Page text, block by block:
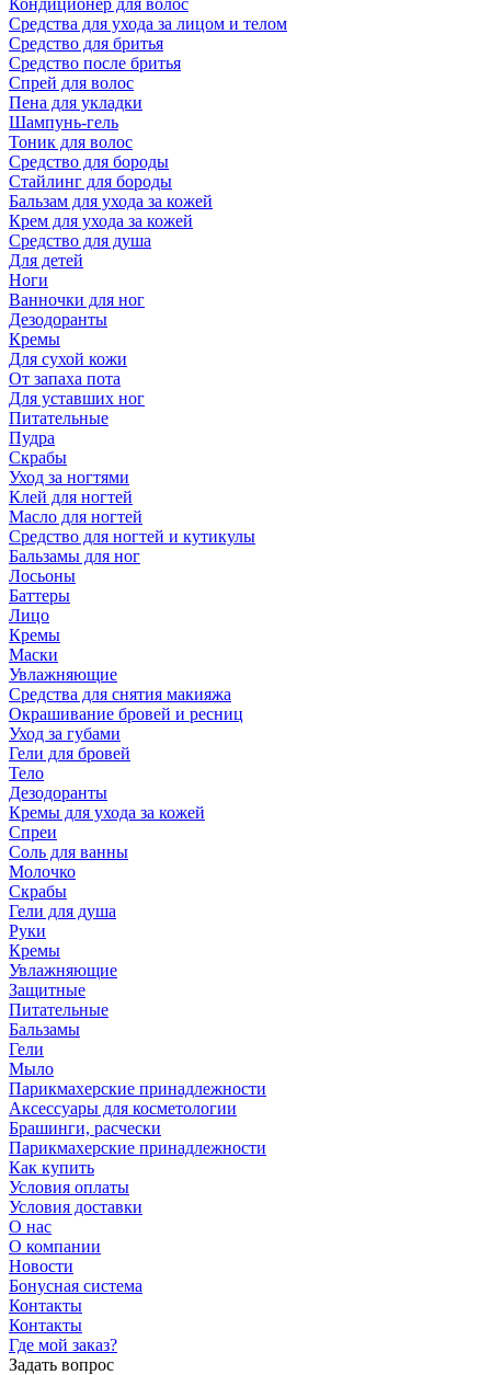
Кондиционер для волос
Средства для ухода за лицом и телом
Средство для бритья
Средство после бритья
Спрей для волос
Пена для укладки
Шампунь-гель
Тоник для волос
Средство для бороды
Стайлинг для бороды
Бальзам для ухода за кожей
Крем для ухода за кожей
Средство для душа
Для детей
Ноги
Ванночки для ног
Дезодоранты
Кремы
Для сухой кожи
От запаха пота
Для уставших ног
Питательные
Пудра
Скрабы
Уход за ногтями
Клей для ногтей
Масло для ногтей
Средство для ногтей и кутикулы
Бальзамы для ног
Лосьоны
Баттеры
Лицо
Кремы
Маски
Увлажняющие
Средства для снятия макияжа
Окрашивание бровей и ресниц
Уход за губами
Гели для бровей
Тело
Дезодоранты
Кремы для ухода за кожей
Спреи
Соль для ванны
Молочко
Скрабы
Гели для душа
Руки
Кремы
Увлажняющие
Защитные
Питательные
Бальзамы
Гели
Мыло
Парикмахерские принадлежности
Аксессуары для косметологии
Брашинги, расчески
Парикмахерские принадлежности
Как купить
Условия оплаты
Условия доставки
О нас
О компании
Новости
Бонусная система
Контакты
Контакты
Где мой заказ?
Задать вопрос